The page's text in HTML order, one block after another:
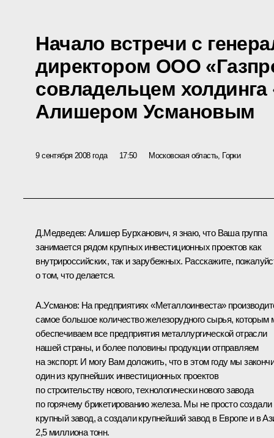
Начало встречи с
директором ООО
совладельцем
Алишером Усмановым
9 сентября 2008 года 17:50 Московская область, Горки
Д.Медведев: Алишер Бурханович, я знаю, что Ваша группа
занимается рядом крупных инвестиционных проектов как
внутрироссийских, так и зарубежных. Расскажите,
о том, что делается.
А.Усманов: На предприятиях «Металлоинвеста»
самое большое количество железорудного сырья, которым
обеспечиваем все предприятия металлургической отрасли
нашей страны, и более половины продукции отправляем
на экспорт. И могу Вам доложить, что в этом году мы
один из крупнейших инвестиционных проектов
по строительству нового, технологически нового завода
по горячему брикетированию железа. Мы не просто создали
крупный завод, а создали крупнейший завод в Европе и в
2,5 миллиона тонн.